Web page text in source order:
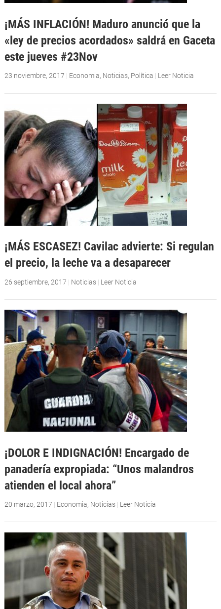
¡MÁS INFLACIÓN! Maduro anunció que la
«ley de precios acordados» saldrá en Gaceta
este jueves #23Nov
23 noviembre, 2017 | Economia, Noticias, Política | Leer Noticia
¡MÁS ESCASEZ! Cavilac advierte: Si regulan
el precio, la leche va a desaparecer
26 septiembre, 2017 | Noticias | Leer Noticia
¡DOLOR E INDIGNACIÓN! Encargado de
panadería expropiada: “Unos malandros
atienden el local ahora”
20 marzo, 2017 | Economia, Noticias | Leer Noticia